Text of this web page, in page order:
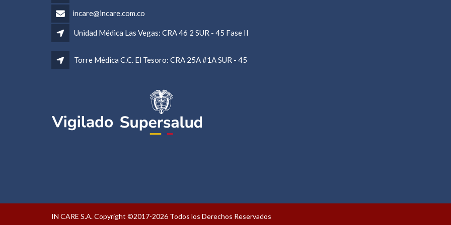
incare@incare.com.co
Unidad Médica Las Vegas: CRA 46 2 SUR - 45 Fase II
Torre Médica C.C. El Tesoro: CRA 25A #1A SUR - 45
IN CARE S.A. Copyright ©2017-2026 Todos los Derechos Reservados